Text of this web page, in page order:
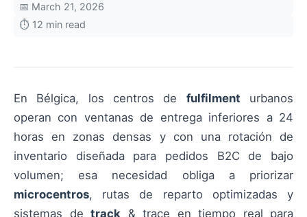
📅 March 21, 2026
⏱️ 12 min read
En Bélgica, los centros de fulfilment urbanos
operan con ventanas de entrega inferiores a 24
horas en zonas densas y con una rotación de
inventario diseñada para pedidos B2C de bajo
volumen; esa necesidad obliga a priorizar
microcentros, rutas de reparto optimizadas y
sistemas de track & trace en tiempo real para